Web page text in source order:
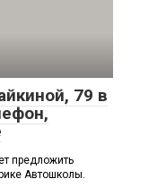
79 в
предложить
Автошколы.